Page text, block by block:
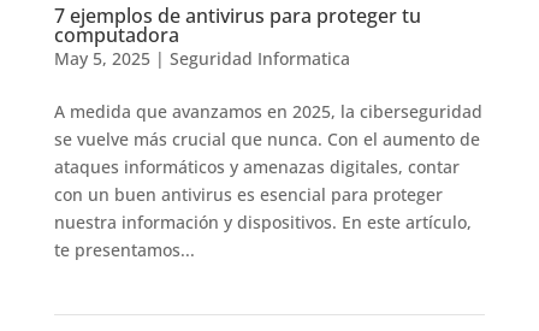
7 ejemplos de antivirus para proteger tu
computadora
May 5, 2025| Seguridad Informatica
A medida que avanzamos en 2025, la ciberseguridad
se vuelve más crucial que nunca. Con el aumento de
ataques informáticos y amenazas digitales, contar
con un buen antivirus es esencial para proteger
nuestra información y dispositivos. En este artículo,
te presentamos...